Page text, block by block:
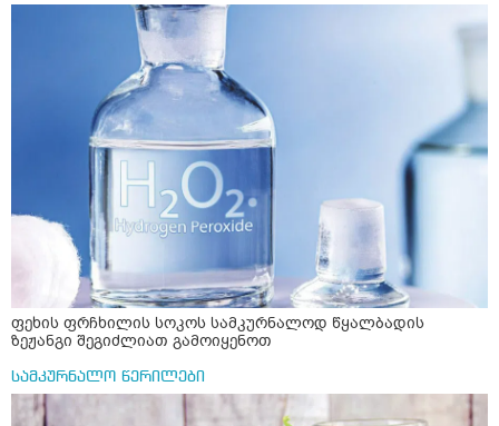
ფეხის ფრჩხილის სოკოს სამკურნალოდ წყალბადის
ზეჟანგი შეგიძლიათ გამოიყენოთ
სამკურნალო წერილები